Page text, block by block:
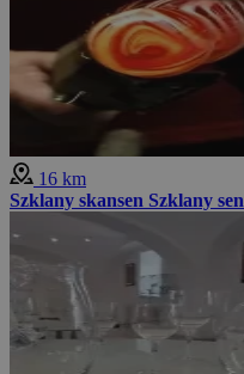
16 km
Szklany skansen Szklany sen